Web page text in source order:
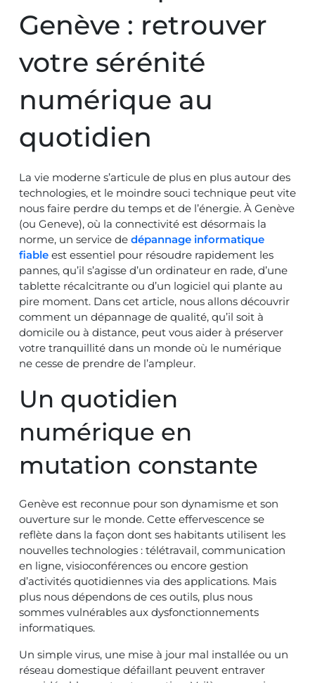
Genève : retrouver
votre sérénité
numérique au
quotidien
La vie moderne s’articule de plus en plus autour des
technologies, et le moindre souci technique peut vite
nous faire perdre du temps et de l’énergie. À Genève
(ou Geneve), où la connectivité est désormais la
norme, un service de dépannage informatique
fiable est essentiel pour résoudre rapidement les
pannes, qu’il s’agisse d’un ordinateur en rade, d’une
tablette récalcitrante ou d’un logiciel qui plante au
pire moment. Dans cet article, nous allons découvrir
comment un dépannage de qualité, qu’il soit à
domicile ou à distance, peut vous aider à préserver
votre tranquillité dans un monde où le numérique
ne cesse de prendre de l’ampleur.
Un quotidien
numérique en
mutation constante
Genève est reconnue pour son dynamisme et son
ouverture sur le monde. Cette effervescence se
reflète dans la façon dont ses habitants utilisent les
nouvelles technologies : télétravail, communication
en ligne, visioconférences ou encore gestion
d’activités quotidiennes via des applications. Mais
plus nous dépendons de ces outils, plus nous
sommes vulnérables aux dysfonctionnements
informatiques.
Un simple virus, une mise à jour mal installée ou un
réseau domestique défaillant peuvent entraver